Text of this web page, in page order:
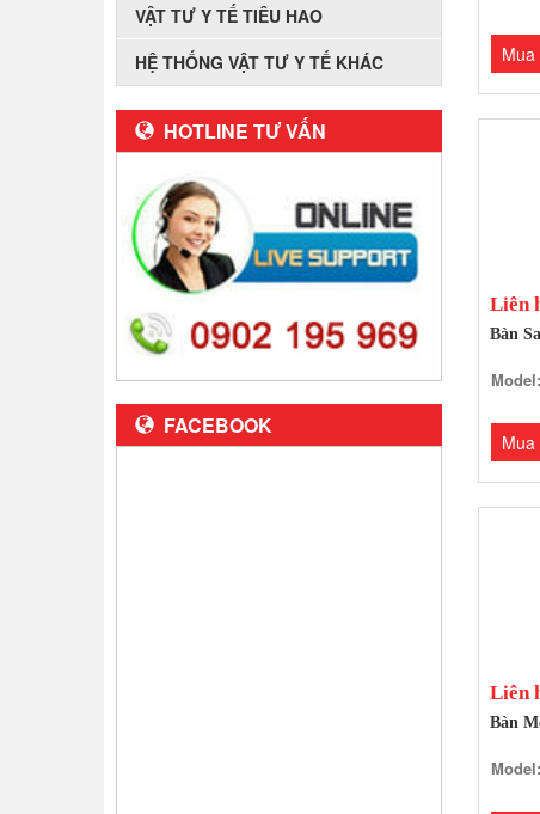
VẬT TƯ Y TẾ TIÊU HAO
HỆ THỐNG VẬT TƯ Y TẾ KHÁC
HOTLINE TƯ VẤN
FACEBOOK
Mua
Liên
Bàn
Model:
Mua
Liên
Bàn
Model: